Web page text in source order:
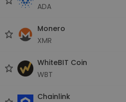
ADA
Monero
XMR
WhiteBIT Coin
WBT
Chainlink